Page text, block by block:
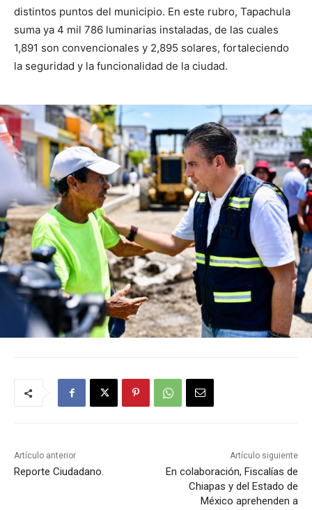
distintos puntos del municipio. En este rubro, Tapachula
suma ya 4 mil 786 luminarias instaladas, de las cuales
1,891 son convencionales y 2,895 solares, fortaleciendo
la seguridad y la funcionalidad de la ciudad.
Artículo anterior
Reporte Ciudadano.
Artículo siguiente
En colaboración, Fiscalías de
Chiapas y del Estado de
México aprehenden a